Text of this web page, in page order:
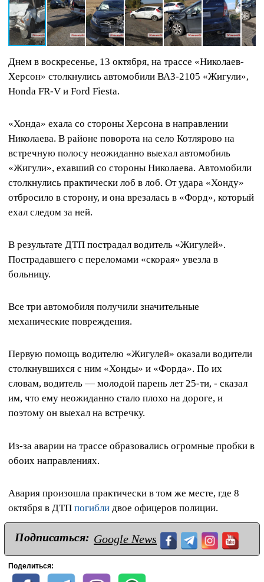
Днем в воскресенье, 13 октября, на трассе «Николаев-
Херсон» столкнулись автомобили ВАЗ-2105 «Жигули»,
Honda FR-V и Ford Fiesta.
«Хонда» ехала со стороны Херсона в направлении
Николаева. В районе поворота на село Котлярово на
встречную полосу неожиданно выехал автомобиль
«Жигули», ехавший со стороны Николаева. Автомобили
столкнулись практически лоб в лоб. От удара «Хонду»
отбросило в сторону, и она врезалась в «Форд», который
ехал следом за ней.
В результате ДТП пострадал водитель «Жигулей».
Пострадавшего с переломами «скорая» увезла в
больницу.
Все три автомобиля получили значительные
механические повреждения.
Первую помощь водителю «Жигулей» оказали водители
столкнувшихся с ним «Хонды» и «Форда». По их
словам, водитель — молодой парень лет 25-ти, - сказал
им, что ему неожиданно стало плохо на дороге, и
поэтому он выехал на встречку.
Из-за аварии на трассе образовались огромные пробки в
обоих направлениях.
Авария произошла практически в том же месте, где 8
октября в ДТП погибли двое офицеров полиции.
Подписаться: Google News
Поделиться: